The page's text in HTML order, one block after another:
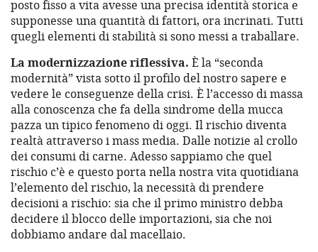
posto fisso a vita avesse una precisa identità storica e
supponesse una quantità di fattori, ora incrinati. Tutti
quegli elementi di stabilità si sono messi a traballare.
La modernizzazione riflessiva. È la “seconda
modernità” vista sotto il profilo del nostro sapere e
vedere le conseguenze della crisi. È l’accesso di massa
alla conoscenza che fa della sindrome della mucca
pazza un tipico fenomeno di oggi. Il rischio diventa
realtà attraverso i mass media. Dalle notizie al crollo
dei consumi di carne. Adesso sappiamo che quel
rischio c’è e questo porta nella nostra vita quotidiana
l’elemento del rischio, la necessità di prendere
decisioni a rischio: sia che il primo ministro debba
decidere il blocco delle importazioni, sia che noi
dobbiamo andare dal macellaio.